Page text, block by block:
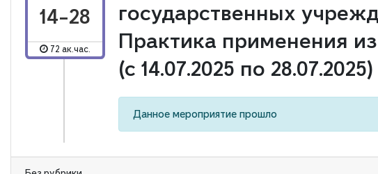
14-28
72 ак.час.
государственных
Практика применения
(с 14.07.2025 по 28.07.2025)
Данное мероприятие прошло